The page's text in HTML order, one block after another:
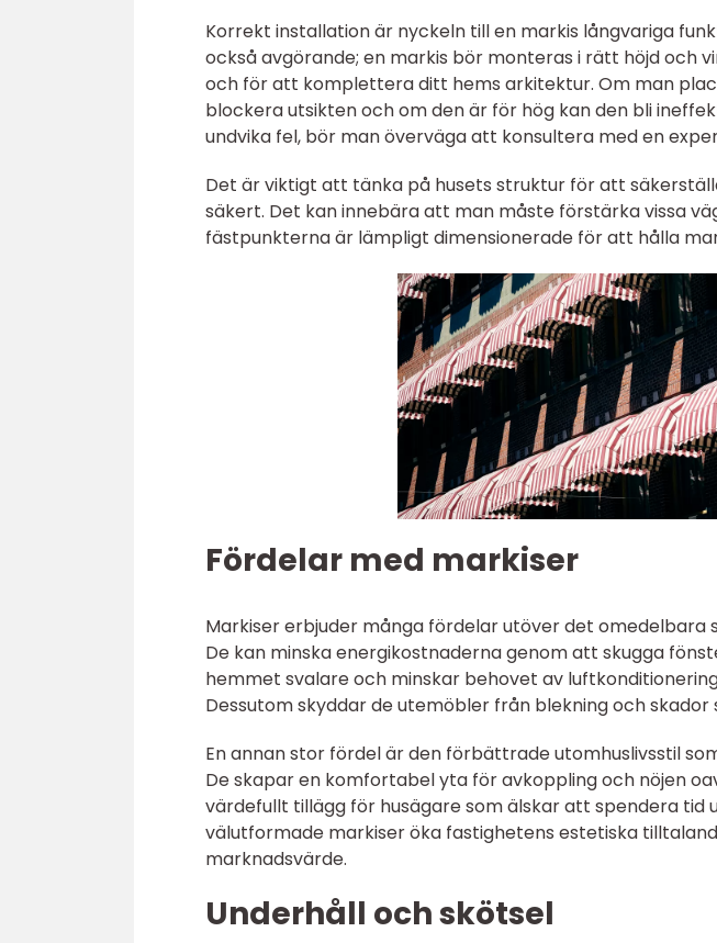
Korrekt installation är nyckeln till en markis långvariga
också avgörande; en markis bör monteras i rätt höjd och
och för att komplettera ditt hems arkitektur. Om man
blockera utsikten och om den är för hög kan den bli
undvika fel, bör man överväga att konsultera med en
Det är viktigt att tänka på husets struktur för att
säkert. Det kan innebära att man måste förstärka vissa
fästpunkterna är lämpligt dimensionerade för att hålla
Fördelar med markiser
Markiser erbjuder många fördelar utöver det omedelbara
De kan minska energikostnaderna genom att skugga
hemmet svalare och minskar behovet av
Dessutom skyddar de utemöbler från blekning och skador
En annan stor fördel är den förbättrade utomhuslivsstil
De skapar en komfortabel yta för avkoppling och nöjen
värdefullt tillägg för husägare som älskar att spendera tid
välutformade markiser öka fastighetens estetiska
marknadsvärde.
Underhåll och skötsel